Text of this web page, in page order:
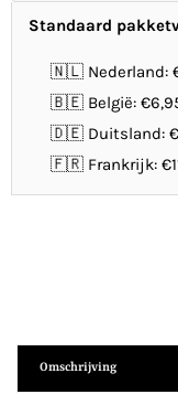
Standaard
🇳🇱 Nederland:
🇧🇪 België:
🇩🇪 Duitsland:
🇫🇷 Frankrijk:
Omschrijving